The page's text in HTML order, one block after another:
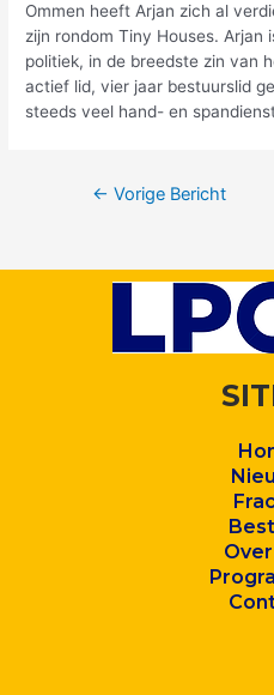
Ommen heeft Arjan zich al
zijn rondom Tiny Houses. Arjan
politiek, in de breedste zin van
actief lid, vier jaar bestuurslid
steeds veel hand- en
← Vorige Bericht